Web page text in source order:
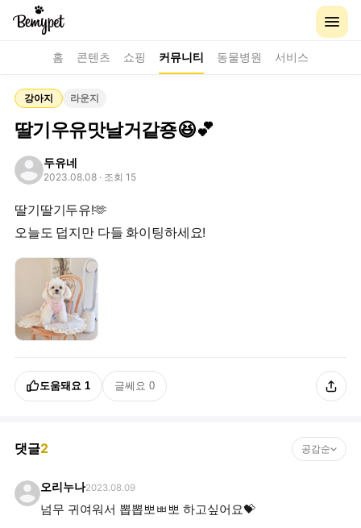
홈 콘텐츠 쇼핑 커뮤니티 동물병원 서비스
강아지 라운지
딸기우유맛날거같죵😆💕
두유네
2023.08.08 · 조회 15
딸기딸기두유!🫶
오늘도 덥지만 다들 화이팅하세요!
도움돼요 1 글쎄요 0
댓글2 공감순
오리누나2023.08.09
넘무 귀여워서 뽑뽑뽀ㅃ뽀 하고싶어요💝